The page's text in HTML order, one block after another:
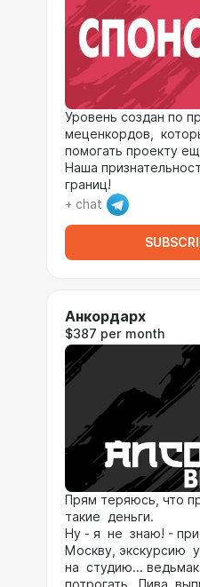
Уровень создан по
меценкордов,
помогать проекту
Наша
границ!
+ chat
Анкордарх
$387 per month
Прям теряюсь, что
такие деньги.
Ну - я не знаю! -
Москву, экскурсию
на студию...